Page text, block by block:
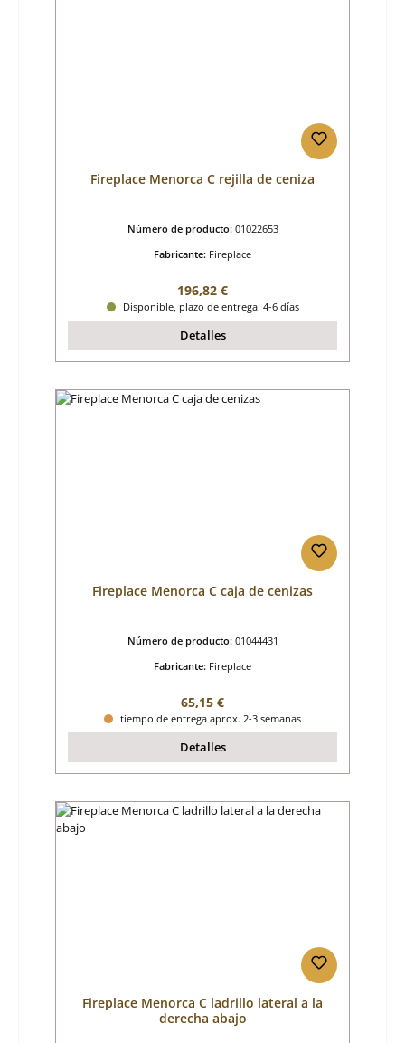
Fireplace Menorca C rejilla de ceniza
Número de producto: 01022653
Fabricante: Fireplace
Precio normal:
196,82 €
Disponible, plazo de entrega: 4-6 días
Detalles
Fireplace Menorca C caja de cenizas
Número de producto: 01044431
Fabricante: Fireplace
Precio normal:
65,15 €
tiempo de entrega aprox. 2-3 semanas
Detalles
Fireplace Menorca C ladrillo lateral a la
derecha abajo